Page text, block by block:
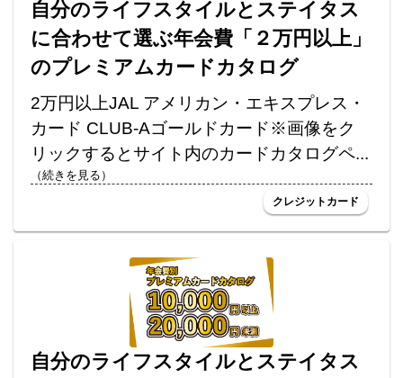
自分のライフスタイルとステイタス
に合わせて選ぶ年会費「２万円以上」
のプレミアムカードカタログ
2万円以上JAL アメリカン・エキスプレス・
カード CLUB-Aゴールドカード※画像をク
リックするとサイト内のカードカタログペ...
（続きを見る）
クレジットカード
自分のライフスタイルとステイタス